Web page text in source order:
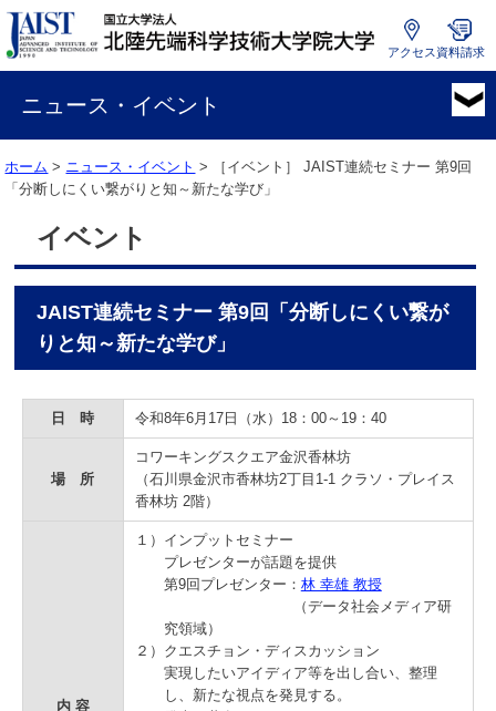
国
学
法
人
先
端
アクセス 資料請求
ニュース・イベント
ホーム > ニュース・イベント > ［イベント］JAIST連続セミナー 第9回
「分断しにくい繋がりと知～新たな学び」
イベント
JAIST連続セミナー 第9回「分断しにくい繋が
りと知～新たな学び」
日 時 令和8年6月17日（水）18：00～19：40
場 所
コワーキングスクエア金沢香林坊
（石川県金沢市香林坊2丁目1-1 クラソ・プレイス
香林坊 2階）
内 容
１）インプットセミナー
プレゼンターが話題を提供
第9回プレゼンター： 林 幸雄 教授
（データ社会メディア研
究領域）
２）クエスチョン・ディスカッション
実現したいアイディア等を出し合い、整理
し、新たな視点を発見する。